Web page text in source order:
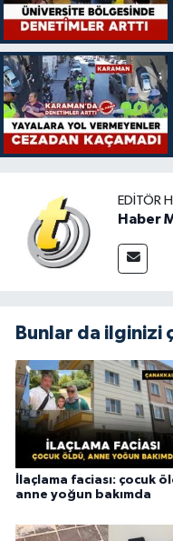
EDITÖR
Haber
Bunlar da ilginizi
İlaçlama faciası: çocuk
anne yoğun bakımda